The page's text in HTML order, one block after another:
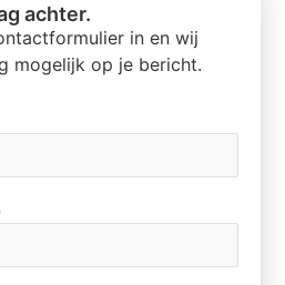
achter.
in en wij
mogelijk op je bericht.